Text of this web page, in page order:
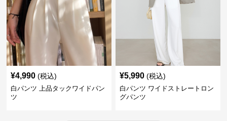
¥4,990 (税込)
白パンツ 上品タックワイドパン
ツ
¥5,990 (税込)
白パンツ ワイドストレートロン
グパンツ